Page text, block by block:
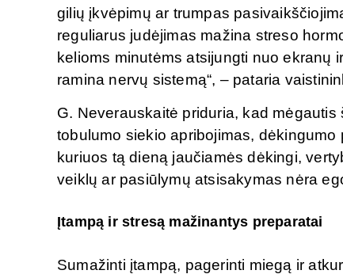
gilių įkvėpimų ar trumpas
reguliarus judėjimas mažina streso
kelioms minutėms atsijungti nuo ekranų
ramina nervų sistemą“, – pataria
G. Neverauskaitė priduria, kad
tobulumo siekio apribojimas,
kuriuos tą dieną jaučiamės dėkingi,
veiklų ar pasiūlymų atsisakymas nėra
Įtampą ir stresą mažinantys preparatai
Sumažinti įtampą, pagerinti miegą ir